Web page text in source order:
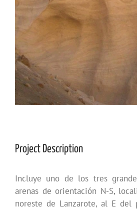
Project Description
Incluye uno de los tres
arenas de orientación N-S,
noreste de Lanzarote, al E del